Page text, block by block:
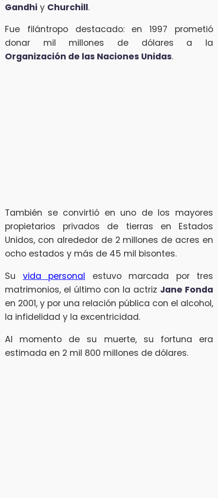
Gandhi y Churchill.
Fue filántropo destacado: en 1997 prometió
donar mil millones de dólares a la
Organización de las Naciones Unidas.
También se convirtió en uno de los mayores
propietarios privados de tierras en Estados
Unidos, con alrededor de 2 millones de acres en
ocho estados y más de 45 mil bisontes.
Su vida personal estuvo marcada por tres
matrimonios, el último con la actriz Jane Fonda
en 2001, y por una relación pública con el alcohol,
la infidelidad y la excentricidad.
Al momento de su muerte, su fortuna era
estimada en 2 mil 800 millones de dólares.